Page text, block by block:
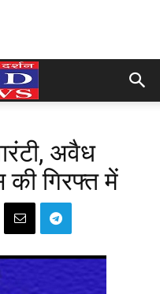
अवैध
की गिरफ्त में